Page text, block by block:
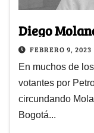
Diego
FEBRERO 9, 2023
En muchos de
votantes por
circundando
Bogotá...